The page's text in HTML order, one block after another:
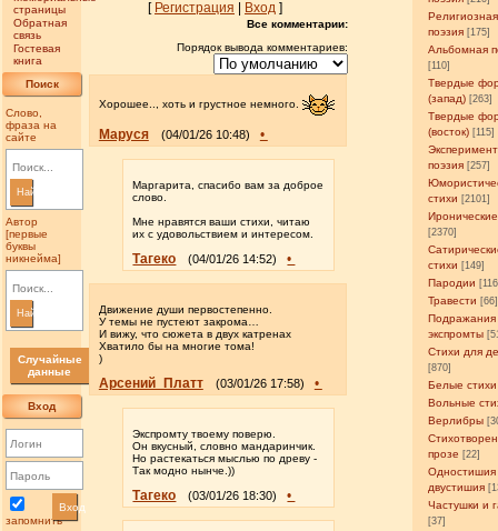
страницы
Обратная
связь
Гостевая
книга
Поиск
Слово,
фраза на
сайте
Найти
Автор
[первые
буквы
никнейма]
Найти
Случайные
данные
Вход
запомнить
Вход
Религиозная
поэзия [175]
Альбомная
[110]
Твердые
(запад) [263]
Твердые
(восток) [115]
поэзия [257]
стихи [2101]
[2370]
стихи [149]
Пародии
Травести [66]
Подражания
экспромты
Стихи для
[870]
Белые стихи
Вольные
Верлибры
прозе [22]
Одностишия
двустишия
Частушки и
[37]
[ Регистрация Вход]
Все комментарии:
Порядок вывода комментариев:
Хорошее.., хоть и грустное немного.
Маруся (04/01/26 10:48) •
Маргарита, спасибо вам за доброе
слово.
Мне нравятся ваши стихи, читаю
их с удовольствием и интересом.
Тагеко (04/01/26 14:52) •
Движение души первостепенно.
У темы не пустеют закрома…
И вижу, что сюжета в двух катренах
Хватило бы на многие тома!
)
Арсений_Платт (03/01/26 17:58) •
Экспромту твоему поверю.
Он вкусный, словно мандаринчик.
Но растекаться мыслью по древу -
Так модно нынче.))
Тагеко (03/01/26 18:30) •